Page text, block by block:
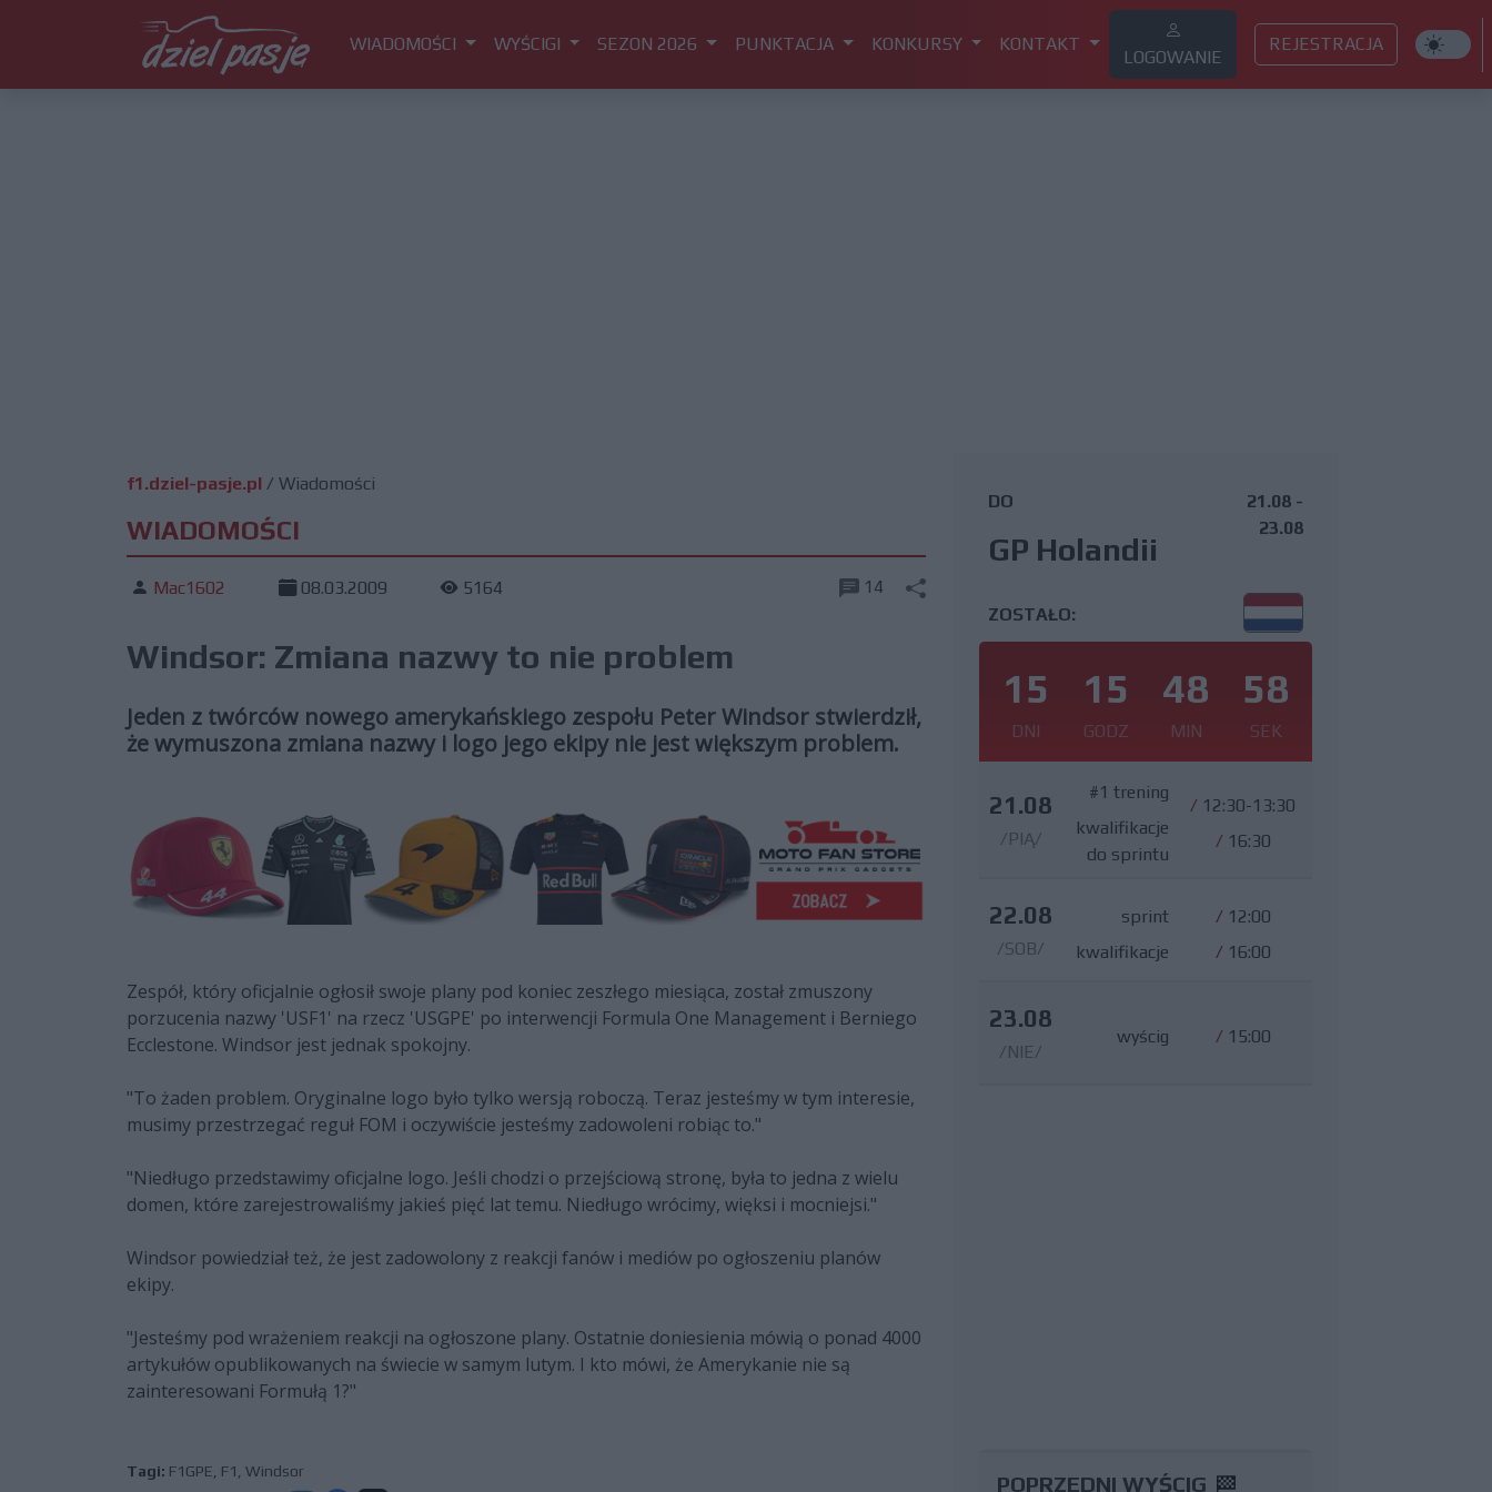
WIADOMOŚCI WYŚCIGI SEZON 2026 PUNKTACJA KONKURSY KONTAKT
LOGOWANIE
REJESTRACJA
f1.dziel-pasje.pl / Wiadomości
WIADOMOŚCI
Mac1602 08.03.2009 5164 14
Windsor: Zmiana nazwy to nie problem
Jeden z twórców nowego amerykańskiego zespołu Peter Windsor stwierdził,
że wymuszona zmiana nazwy i logo jego ekipy nie jest większym problem.
Zespół, który oficjalnie ogłosił swoje plany pod koniec zeszłego miesiąca, został zmuszony
porzucenia nazwy 'USF1' na rzecz 'USGPE' po interwencji Formula One Management i Berniego
Ecclestone. Windsor jest jednak spokojny.
"To żaden problem. Oryginalne logo było tylko wersją roboczą. Teraz jesteśmy w tym interesie,
musimy przestrzegać reguł FOM i oczywiście jesteśmy zadowoleni robiąc to."
"Niedługo przedstawimy oficjalne logo. Jeśli chodzi o przejściową stronę, była to jedna z wielu
domen, które zarejestrowaliśmy jakieś pięć lat temu. Niedługo wrócimy, więksi i mocniejsi."
Windsor powiedział też, że jest zadowolony z reakcji fanów i mediów po ogłoszeniu planów
ekipy.
"Jesteśmy pod wrażeniem reakcji na ogłoszone plany. Ostatnie doniesienia mówią o ponad 4000
artykułów opublikowanych na świecie w samym lutym. I kto mówi, że Amerykanie nie są
zainteresowani Formułą 1?"
Tagi: F1GPE F1 Windsor
DO
GP Holandii
21.08 -
23.08
ZOSTAŁO:
15
DNI
15
GODZ
48
MIN
58
SEK
21.08
/PIĄ/
#1 trening
kwalifikacje
do sprintu
/ 12:30-13:30
/ 16:30
22.08
/SOB/
sprint
kwalifikacje
/ 12:00
/ 16:00
23.08
/NIE/
wyścig / 15:00
POPRZEDNI WYŚCIG